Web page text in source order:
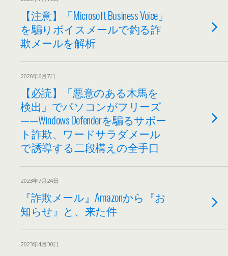
【注意】「Microsoft Business Voice」
を騙りボイスメールで釣る詐
欺メールを解析
2026年6月7日
【必読】「悪意のある木馬を
検出」でパソコンがフリーズ
——Windows Defenderを騙るサポー
ト詐欺、ワードサラダメール
で誘導する二段構えの全手口
2023年7月24日
『詐欺メール』Amazonから『お
知らせ』と、来た件
2023年4月30日